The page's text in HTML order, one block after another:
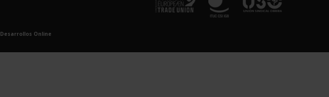
Desarrollos Online